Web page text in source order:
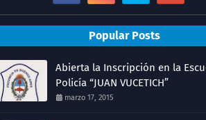
Popular Posts
Abierta la Inscripción en la
Policía “JUAN VUCETICH”
marzo 17, 2015